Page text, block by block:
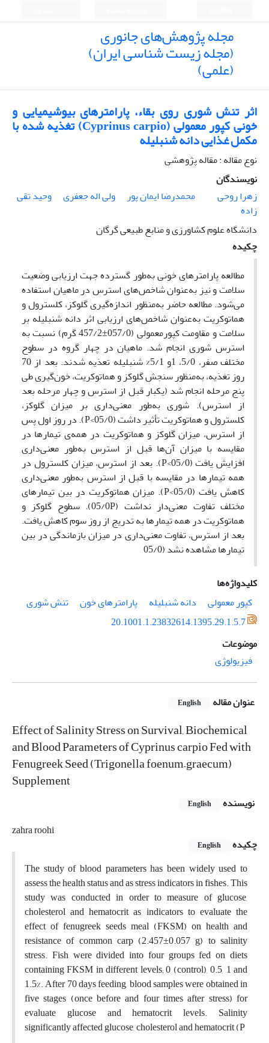
مجله پژوهش‌های جانوری
(مجله زیست شناسی ایران)
(علمی)
اثر تنش شوری روی بقاء، پارامترهای بیوشیمیایی و
خونی کپور معمولی (Cyprinus carpio) تغذیه شده با
مکمل غذایی دانه شنبلیله
نوع مقاله : مقاله پژوهشی
نویسندگان
زهرا روحی
محمدرضا ایمان پور ولی اله جعفری
وحید تقی
زاده
دانشگاه علوم کشاورزی و منابع طبیعی گرگان
چکیده
مطالعه پارامترهای خونی به‌طور گسترده جهت ارزیابی وضعیت
سلامت و نیز به‌عنوان شاخص‌های استرس در ماهیان استفاده
می‌شود. مطالعه حاضر به‌منظور اندازه‌گیری گلوکز، کلسترول و
هماتوکریت به‌عنوان شاخص‌های ارزیابی اثر دانه شنبلیله بر
سلامت و مقاومت کپورمعمولی (057/0±457/2 گرم) نسبت به
استرس شوری انجام شد. ماهیان در چهار گروه در سطوح
مختلف صفر، 5/0، 1و 5/1% شنبلیله تعذیه شدند. بعد از 70
روز تغذیه، به‌منظور سنجش گلوکز و هماتوکریت، خون‌گیری طی
پنج مرحله انجام شد (یکبار قبل از استرس و چهار مرحله بعد
از استرس). شوری به‌طور معنی‌داری بر میزان گلوکز،
کلسترول و هماتوکریت تأثیر داشت (05/0>P). در روز اول پس
از استرس، میزان گلوکز و هماتوکریت در همه‌ی تیمارها در
مقایسه با میزان آن‌ها قبل از استرس به‌طور معنی‌داری
افزایش یافت (05/0>P). بعد از استرس، میزان کلسترول در
همه تیمارها در مقایسه با قبل از استرس به‌طور معنی‌داری
کاهش یافت (05/0>P). میزان هماتوکریت در بین تیمارهای
مختلف تفاوت معنی‌دار نداشت (05/0P). سطوح گلوکز و
هماتوکریت در همه تیمارها به تدریج از روز سوم کاهش یافت.
بعد از استرس، تفاوت معنی‌داری در میزان بازماندگی در بین
تیمارها مشاهده نشد (05/0
کلیدواژه‌ها
کپور معمولی
دانه شنبلیله پارامترهای خون
تنش شوری
20.1001.1.23832614.1395.29.1.5.7
موضوعات
فیزیولوژی
عنوان مقاله English
Effect of Salinity Stress on Survival, Biochemical
and Blood Parameters of Cyprinus carpio Fed with
Fenugreek Seed (Trigonella foenum–graecum)
Supplement
نویسنده English
zahra roohi
چکیده
English
The study of blood parameters has been widely used to
assess the health status and as stress indicators in fishes. This
study was conducted in order to measure of glucose,
cholesterol and hematocrit as indicators to evaluate the
effect of fenugreek seeds meal (FKSM) on health and
resistance of common carp (2.457±0.057 g) to salinity
stress. Fish were divided into four groups fed on diets
containing FKSM in different levels; 0 (control), 0.5, 1 and
1.5%. After 70 days feeding, blood samples were obtained in
five stages (once before and four times after stress) for
evaluate glucose and hematocrit levels. Salinity
significantly affected glucose, cholesterol and hematocrit (P